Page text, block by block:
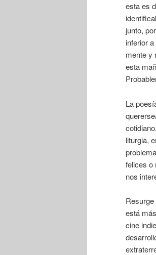
esta es
junto,
inferior
mente y
esta
La
liturgia,
felices o
nos
está
cine